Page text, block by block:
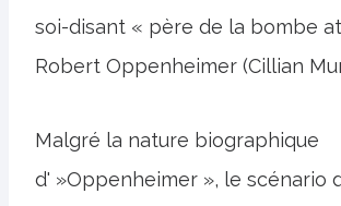
soi-disant « père de la bombe
Robert Oppenheimer (Cillian
Malgré la nature biographique
d' »Oppenheimer », le scénario